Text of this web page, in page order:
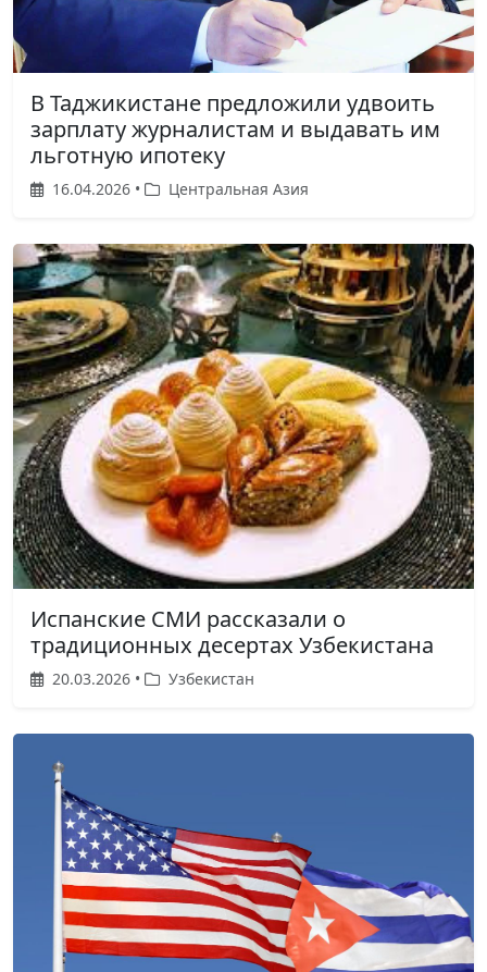
В Таджикистане предложили удвоить
зарплату журналистам и выдавать им
льготную ипотеку
16.04.2026 • Центральная Азия
Испанские СМИ рассказали о
традиционных десертах Узбекистана
20.03.2026 • Узбекистан